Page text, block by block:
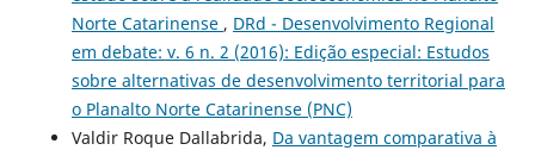
Norte Catarinense , DRd - Desenvolvimento Regional
em debate: v. 6 n. 2 (2016): Edição especial: Estudos
sobre alternativas de desenvolvimento territorial para
o Planalto Norte Catarinense (PNC)
Valdir Roque Dallabrida, Da vantagem comparativa à